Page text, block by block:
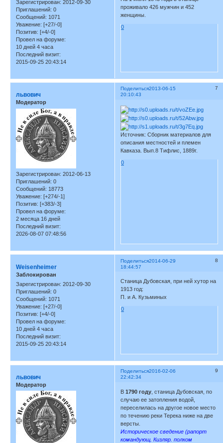
Зарегистрирован: 2012-09-30
Приглашений: 0
Сообщений: 1071
Уважение: [+27/-0]
Позитив: [+4/-0]
Провел на форуме:
10 дней 4 часа
Последний визит:
2015-09-25 20:43:14
проживало 426 мужчин и 452
женщины.
0
Поделиться 7
2013-06-15
20:10:43
львович
Модератор
Зарегистрирован: 2012-06-13
Приглашений: 0
Сообщений: 18773
Уважение: [+274/-1]
Позитив: [+383/-3]
Провел на форуме:
2 месяца 16 дней
Последний визит:
2026-08-07 07:48:56
Источник: Сборник материалов для
описания местностей и племен
Кавказа. Вып.8 Тифлис, 1889г.
0
Поделиться 8
2014-06-29
18:44:57
Weisenheimer
Заблокирован
Зарегистрирован: 2012-09-30
Приглашений: 0
Сообщений: 1071
Уважение: [+27/-0]
Позитив: [+4/-0]
Провел на форуме:
10 дней 4 часа
Последний визит:
2015-09-25 20:43:14
Станица Дубовская, при ней хутор на
1913 год:
П. и А. Кузьминых
0
Поделиться 9
2016-02-06
22:42:34
львович
Модератор
В1790 году , станица Дубовская, по
случаю ее затопления водой,
переселилась на другое новое место
по течению реки Терека ниже на две
версты.
Историческое сведение (рапорт
командующ. Кизляр. полком